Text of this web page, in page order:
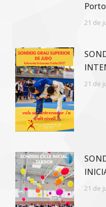
21 de
21 de
21 de